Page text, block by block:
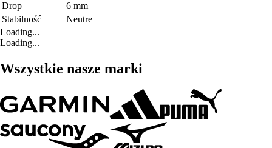
Drop
6 mm
Stabilność
Neutre
Loading...
Loading...
Wszystkie nasze marki